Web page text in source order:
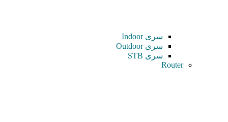
سری Indoor
سری Outdoor
سری STB
Router